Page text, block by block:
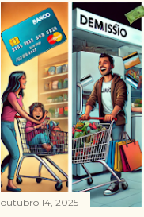
s
t
a
g
e
n
s
outubro 14, 2025